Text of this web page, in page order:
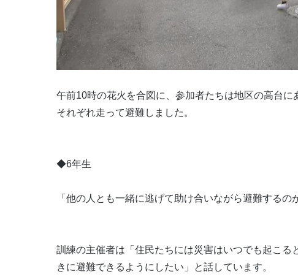
午前10時の花火を合図に、参加者たちは地区の高台
それぞれ走って避難しました。
◆6年生
「他の人とも一緒に逃げて助け合いながら避難するの
訓練の主催者は「住民たちには災害はいつでも起こる
きに避難できるようにしたい」と話しています。